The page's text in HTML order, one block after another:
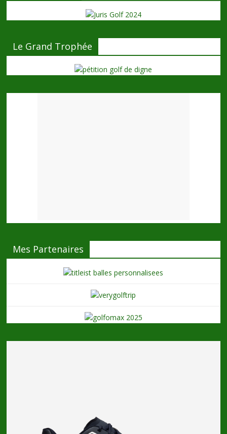
Le Grand Trophée
Mes Partenaires